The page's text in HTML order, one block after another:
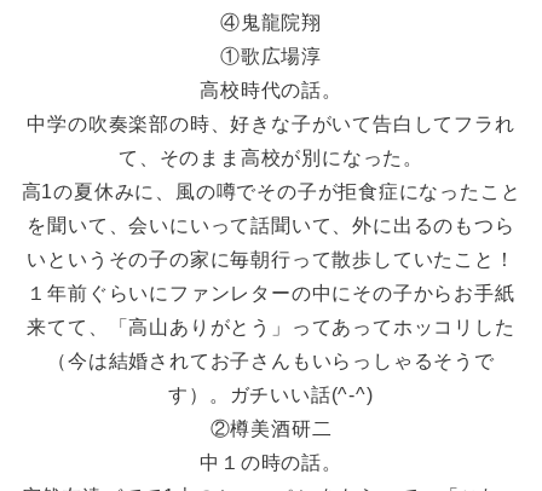
④鬼龍院翔
①歌広場淳
高校時代の話。
中学の吹奏楽部の時、好きな子がいて告白してフラれ
て、そのまま高校が別になった。
高1の夏休みに、風の噂でその子が拒食症になったこと
を聞いて、会いにいって話聞いて、外に出るのもつら
いというその子の家に毎朝行って散歩していたこと！
１年前ぐらいにファンレターの中にその子からお手紙
来てて、「高山ありがとう」ってあってホッコリした
（今は結婚されてお子さんもいらっしゃるそうで
す）。ガチいい話(^-^)
②樽美酒研二
中１の時の話。